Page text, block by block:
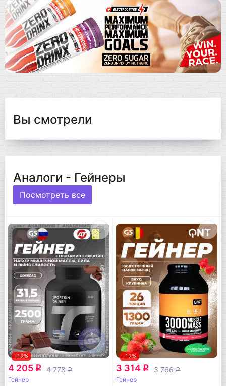
Вы смотрели
Аналоги - Гейнеры
Посмотреть все
-12%
4 205 q 4 778q
Гейнер
-12%
3 314 q 3 766q
Гейнер